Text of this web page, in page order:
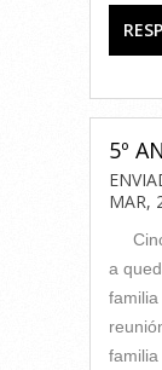
5º
MAR,
a